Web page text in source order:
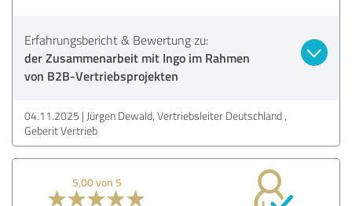
Erfahrungsbericht & Bewertung zu:
der Zusammenarbeit mit Ingo im Rahmen
von B2B-Vertriebsprojekten
04.11.2025
Jürgen Dewald, Vertriebsleiter Deutschland ,
Geberit Vertrieb
5,00 von 5